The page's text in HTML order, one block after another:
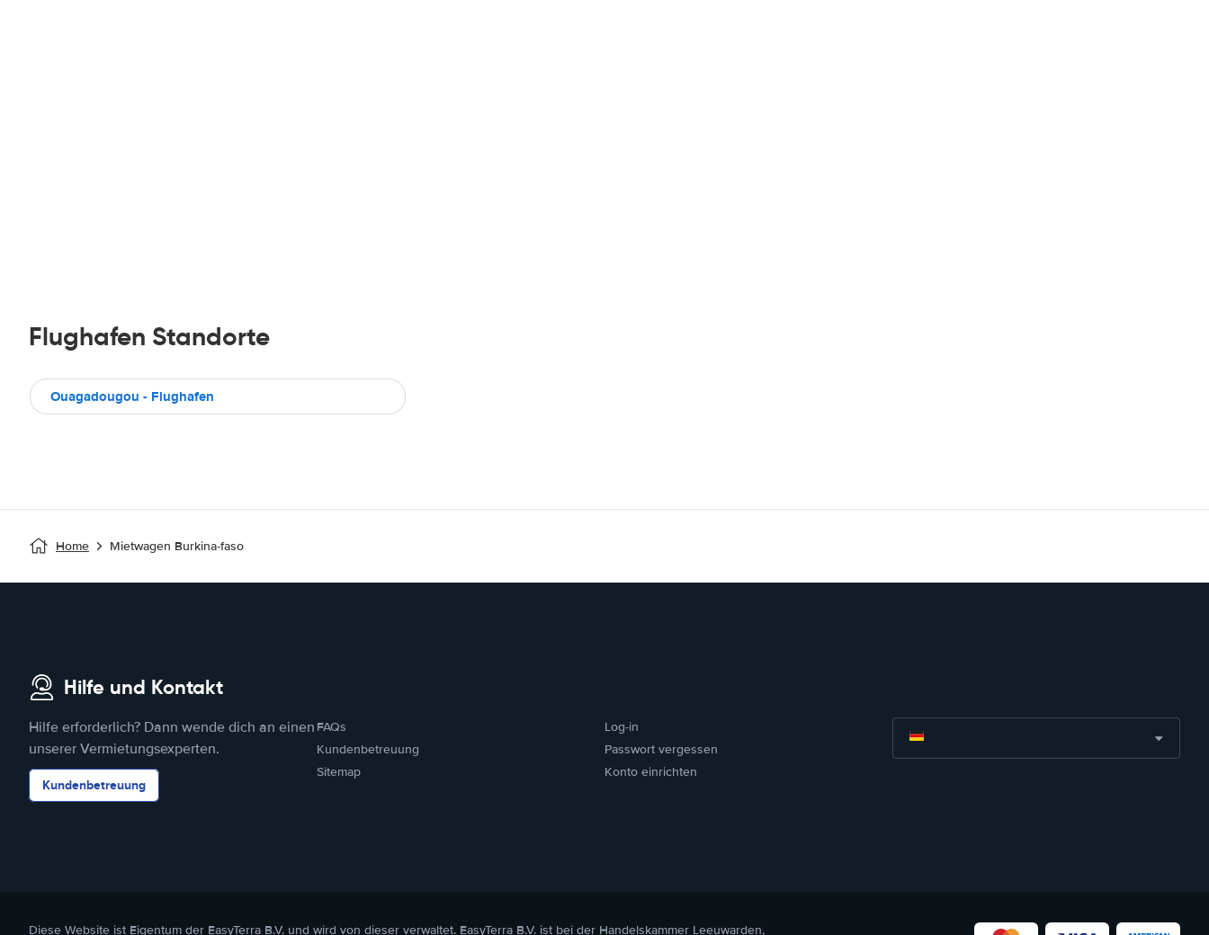
Flughafen Standorte
Ouagadougou - Flughafen
Home Mietwagen Burkina-faso
Hilfe und Kontakt
Hilfe erforderlich? Dann wende dich an einen
unserer Vermietungsexperten.
Kundenbetreuung
FAQs
Kundenbetreuung
Sitemap
Log-in
Passwort vergessen
Konto einrichten
Diese Website ist Eigentum der EasyTerra B.V. und wird von dieser verwaltet. EasyTerra B.V. ist bei der Handelskammer Leeuwarden,